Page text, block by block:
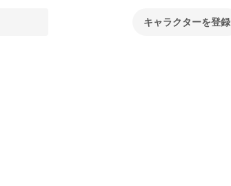
キャラクターを登録